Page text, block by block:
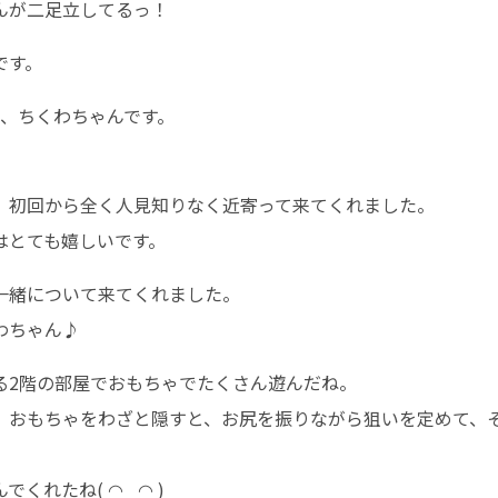
二足立してるっ！
。
ちくわちゃんです。
回から全く人見知りなく近寄って来てくれました。
ても嬉しいです。
について来てくれました。
ちゃん♪
階の部屋でおもちゃでたくさん遊んだね。
おもちゃをわざと隠すと、お尻を振りながら狙いを定めて、
でくれたね( ◠‿◠ )